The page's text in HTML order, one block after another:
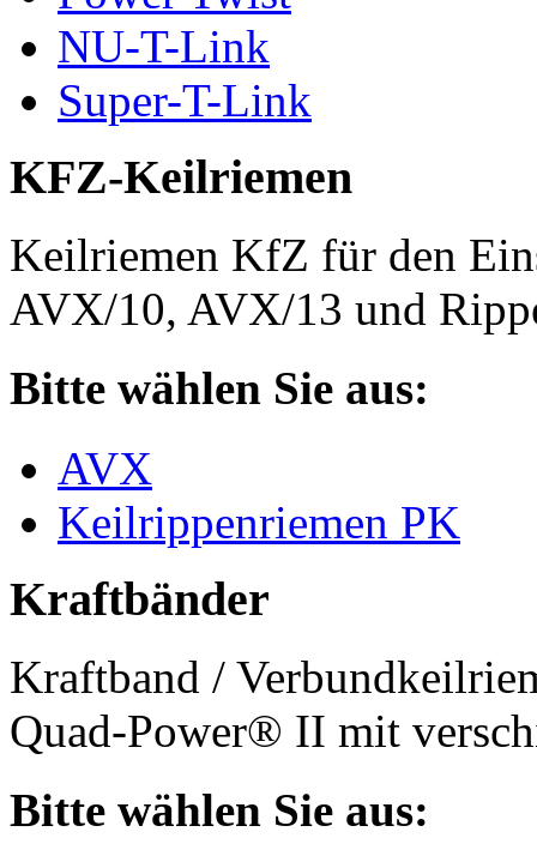
NU-T-Link
Super-T-Link
KFZ-Keilriemen
Keilriemen KfZ für den
AVX/10, AVX/13 und
Bitte wählen Sie aus:
AVX
Keilrippenriemen PK
Kraftbänder
Kraftband /
Quad-Power® II mit
Bitte wählen Sie aus: